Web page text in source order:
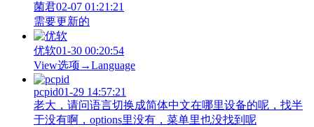
菌君02-07 01:21:21
需要更新的
优软01-30 00:20:54
View‌选项→Language
pcpid01-29 14:57:21
老大，请问语言切换成简体中文在哪里设备的呢，找半
于没有啊，options里没有，菜单里也没找到呢